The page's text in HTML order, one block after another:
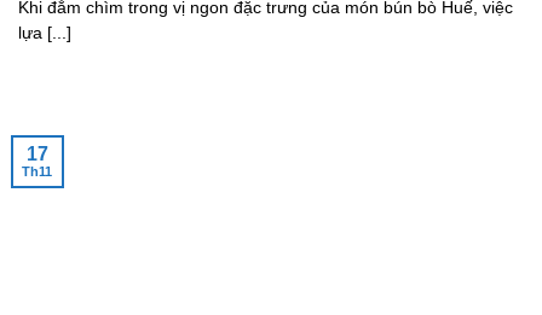
Khi đắm chìm trong vị ngon đặc trưng của món bún bò Huế, việc
lựa [...]
17
Th11